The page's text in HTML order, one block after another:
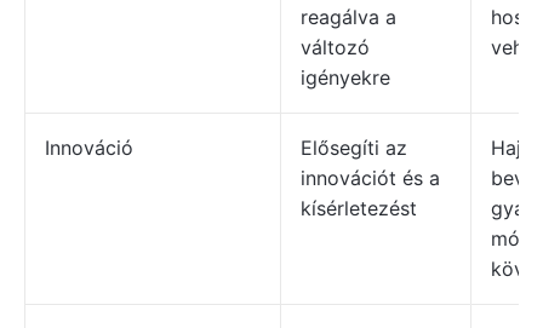
reagálva a
változó
igényekre
Innováció
Elősegíti az
innovációt és a
kísérletezést